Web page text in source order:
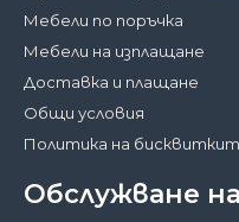
Мебели по поръчка
Мебели на изплащане
Доставка и плащане
Общи условия
Политика на
Обслужване